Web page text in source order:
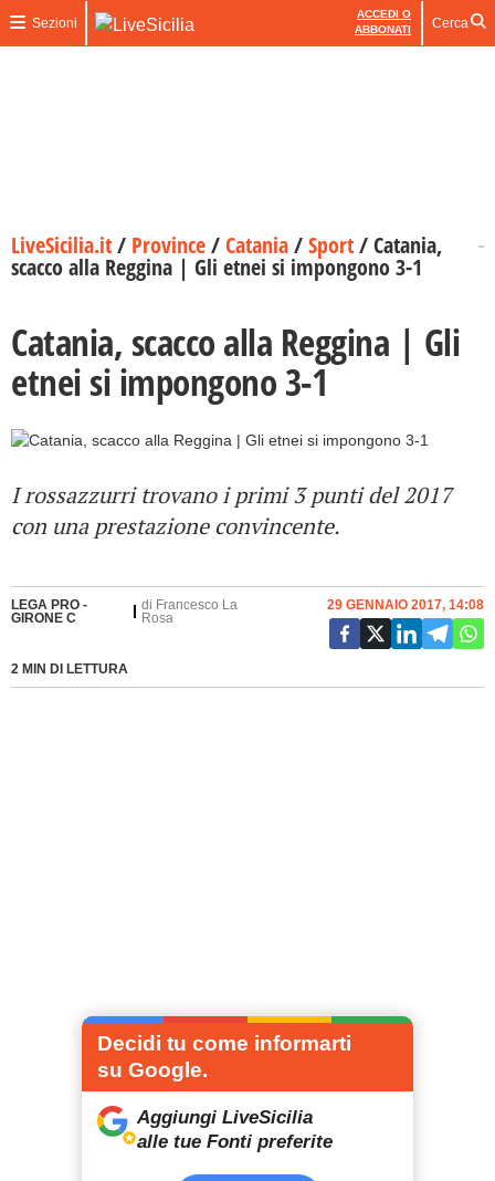
Sezioni
ACCEDI O
ABBONATI
Cerca
LiveSicilia.it/ Province/Catania/Sport/Catania,
scacco alla Reggina | Gli etnei si impongono 3-1
Catania, scacco alla Reggina | Gli
etnei si impongono 3-1
I rossazzurri trovano i primi 3 punti del 2017
con una prestazione convincente.
LEGA PRO -
GIRONE C
di Francesco La
Rosa
2 MIN DI LETTURA
29 GENNAIO 2017, 14:08
Decidi tu come informarti
su Google.
Aggiungi LiveSicilia
alle tue Fonti preferite